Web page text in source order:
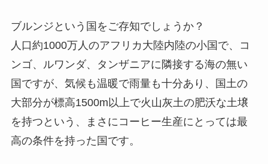
ブルンジという国をご存知でしょうか？
人口約1000万人のアフリカ大陸内陸の小国で、コ
ンゴ、ルワンダ、タンザニアに隣接する海の無い
国ですが、気候も温暖で雨量も十分あり、国土の
大部分が標高1500m以上で火山灰土の肥沃な土壌
を持つという、まさにコーヒー生産にとっては最
高の条件を持った国です。